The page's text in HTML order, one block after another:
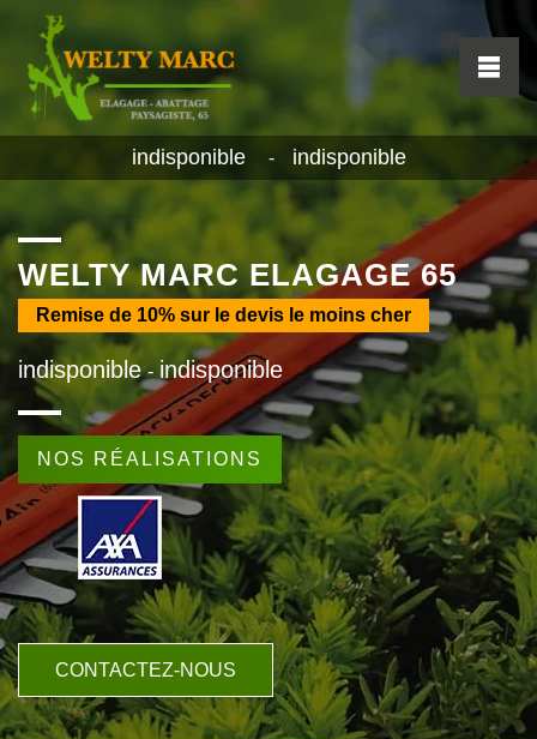
indisponible - indisponible
WELTY MARC ELAGAGE 65
Remise de 10% sur le devis le moins cher
indisponible - indisponible
NOS RÉALISATIONS
CONTACTEZ-NOUS